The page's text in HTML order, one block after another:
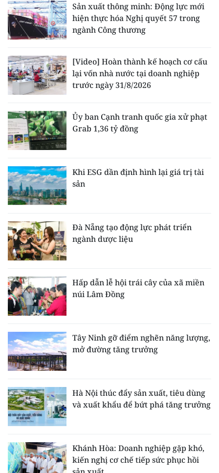
Sản xuất thông minh: Động lực mới
hiện thực hóa Nghị quyết 57 trong
ngành Công thương
[Video] Hoàn thành kế hoạch cơ cấu
lại vốn nhà nước tại doanh nghiệp
trước ngày 31/8/2026
Ủy ban Cạnh tranh quốc gia xử phạt
Grab 1,36 tỷ đồng
Khi ESG dần định hình lại giá trị tài
sản
Đà Nẵng tạo động lực phát triển
ngành dược liệu
Hấp dẫn lễ hội trái cây của xã miền
núi Lâm Đồng
Tây Ninh gỡ điểm nghẽn năng lượng,
mở đường tăng trưởng
Hà Nội thúc đẩy sản xuất, tiêu dùng
và xuất khẩu để bứt phá tăng trưởng
Khánh Hòa: Doanh nghiệp gặp khó,
kiến nghị cơ chế tiếp sức phục hồi